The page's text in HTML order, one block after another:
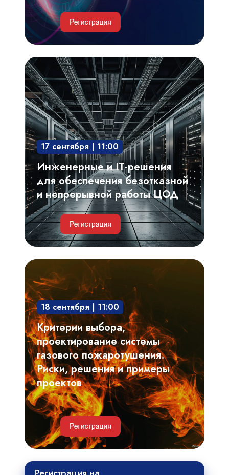
Инженерные
и
IT-
решения
для
обеспечения
безотказной
и
непрерывной
работы
ЦОД
17 сентября | 11:00
Инженерные и IT-решения
для обеспечения безотказной
и непрерывной работы ЦОД
Критерии
выбора,
проектирование
системы
газового
пожаротушения.
Риски,
решения
и
примеры
проектов
18 сентября | 11:00
Критерии выбора,
проектирование системы
газового пожаротушения.
Риски, решения и примеры
проектов
Регистрация